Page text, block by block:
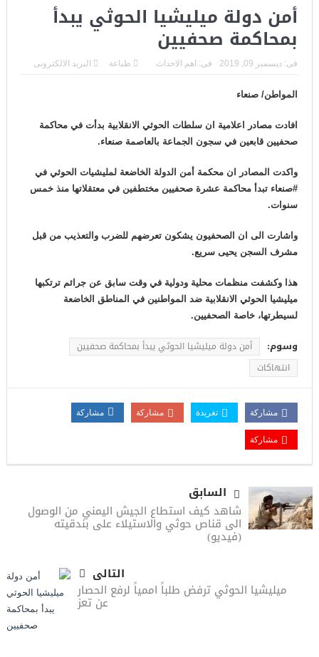
أمن دولة ميليشيا الحوثي يبدأ
بمحاكمة صحفيين
فى: ديسمبر 09, 2019 فى: اهم الاحداث طباعة البريد الالكترونى
المواطن/ صنعاء
افادت مصادر اعلامية ان سلطات الحوثي الانقلابية بدأت في محاكمة
صحفيين قابعين في سجون الجماعة بالعاصمة صنعاء.
واكدت المصادر ان محكمة أمن الدولة الخاضعة لمليشيات الحوثي في
#صنعاء تبدأ محاكمة عشرة صحفيين مختطفين في معتقلاتها منذ خمس
سنوات.
واشارت الى ان الصحفيون يشكون تعرضهم للضرب والتعذيب من قبل
مشرف السجن يحيى سريع.
هذا وكشفت منظمات محلية ودولية في وقت سابق عن جرائم ترتكبها
ميليشيا الحوثي الانقلابية ضد المواطنين في المناطق الخاضعة
لسيطرتها، خاصة الصحفيين.
وسوم:
أمن دولة ميليشيا الحوثي يبدأ بمحاكمة صحفيين
انتهاكات
مشاركة تغريدة مشاركة مشاركة
مشاركة
السابق
شاهد كيف استطاع الجيش اليمني من الوصول
الى قناص حوثي والاستيلاء على بندقيته
(فيديو)
التالى
ميليشيا الحوثي ترفض طلباً اممياً لرفع الحصار
عن تعز